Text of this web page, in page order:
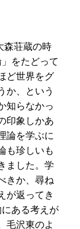
森荘蔵の時
をたどって
ど世界をグ
か、という
知らなかっ
印象しかあ
論を学ぶに
も珍しいも
ました。学
きか、尋ね
が返ってき
ある考えが
毛沢東のよ